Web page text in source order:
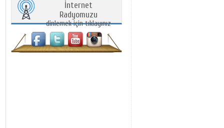
İnternet
Radyomuzu
dinlemek için tıklayınız